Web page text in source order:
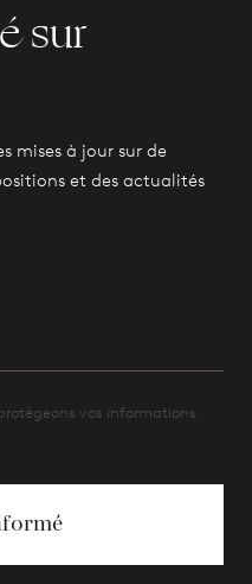
sur
mises à jour sur de
et des actualités
vos informations.